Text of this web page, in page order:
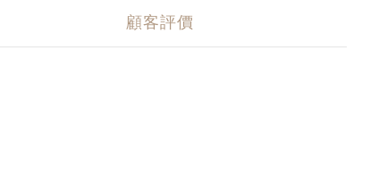
顧客評價